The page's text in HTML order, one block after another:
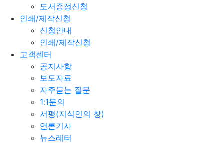
도서증정신청
인쇄/제작신청
신청안내
인쇄/제작신청
고객센터
공지사항
보도자료
자주묻는 질문
1:1문의
서평(지식인의 창)
언론기사
뉴스레터